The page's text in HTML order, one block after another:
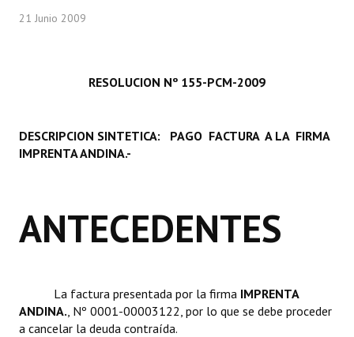
Comisiones Especiales
Constitución Nacional
Carta Orgánica 2007
Organigrama
21 Junio 2009
RESOLUCION Nº 155-PCM-2009
DESCRIPCION SINTETICA: PAGO FACTURA A LA FIRMA
IMPRENTA ANDINA.-
ANTECEDENTES
La factura presentada por la firma  IMPRENTA
ANDINA., Nº 0001-00003122, por lo que se debe proceder
a cancelar la deuda contraída.